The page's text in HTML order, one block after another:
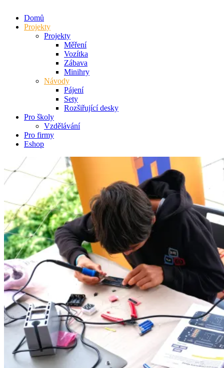
Domů
Projekty
Projekty
Měření
Vozítka
Zábava
Minihry
Návody
Pájení
Sety
Rozšiřující desky
Pro školy
Vzdělávání
Pro firmy
Eshop